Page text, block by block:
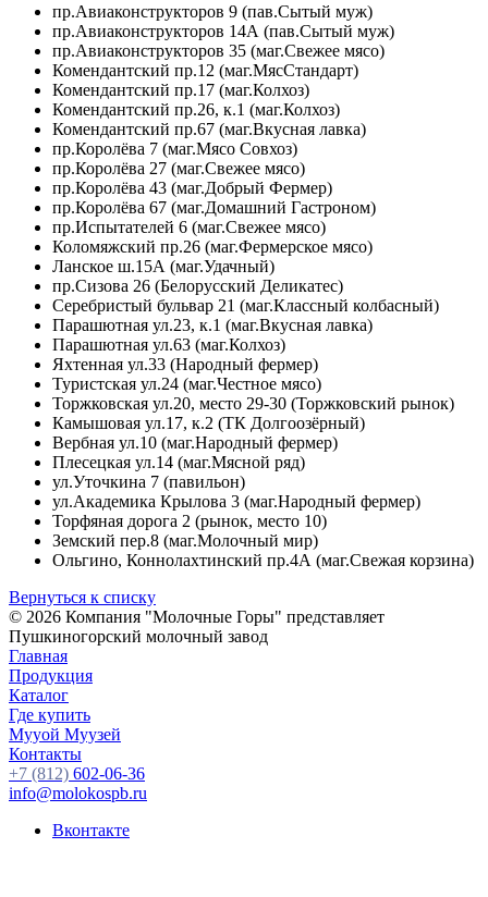
пр.Авиаконструкторов 9 (пав.Сытый муж)
пр.Авиаконструкторов 14А (пав.Сытый муж)
пр.Авиаконструкторов 35 (маг.Свежее мясо)
Комендантский пр.12 (маг.МясСтандарт)
Комендантский пр.17 (маг.Колхоз)
Комендантский пр.26, к.1 (маг.Колхоз)
Комендантский пр.67 (маг.Вкусная лавка)
пр.Королёва 7 (маг.Мясо Совхоз)
пр.Королёва 27 (маг.Свежее мясо)
пр.Королёва 43 (маг.Добрый Фермер)
пр.Королёва 67 (маг.Домашний Гастроном)
пр.Испытателей 6 (маг.Свежее мясо)
Коломяжский пр.26 (маг.Фермерское мясо)
Ланское ш.15А (маг.Удачный)
пр.Сизова 26 (Белорусский Деликатес)
Серебристый бульвар 21 (маг.Классный колбасный)
Парашютная ул.23, к.1 (маг.Вкусная лавка)
Парашютная ул.63 (маг.Колхоз)
Яхтенная ул.33 (Народный фермер)
Туристская ул.24 (маг.Честное мясо)
Торжковская ул.20, место 29-30 (Торжковский рынок)
Камышовая ул.17, к.2 (ТК Долгоозёрный)
Вербная ул.10 (маг.Народный фермер)
Плесецкая ул.14 (маг.Мясной ряд)
ул.Уточкина 7 (павильон)
ул.Академика Крылова 3 (маг.Народный фермер)
Торфяная дорога 2 (рынок, место 10)
Земский пер.8 (маг.Молочный мир)
Ольгино, Коннолахтинский пр.4А (маг.Свежая корзина)
Вернуться к списку
© 2026 Компания "Молочные Горы" представляет
Пушкиногорский молочный завод
Главная
Продукция
Каталог
Где купить
Мууой Муузей
Контакты
+7 (812) 602-06-36
info@molokospb.ru
Вконтакте